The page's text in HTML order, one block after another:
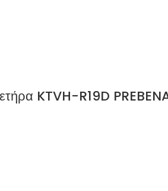
KTVH-R19D